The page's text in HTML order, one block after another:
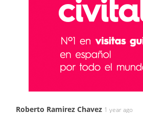
Roberto Ramirez Chavez 1 year ago